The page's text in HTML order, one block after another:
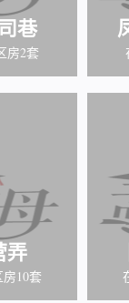
巷
房2套
弄
10套